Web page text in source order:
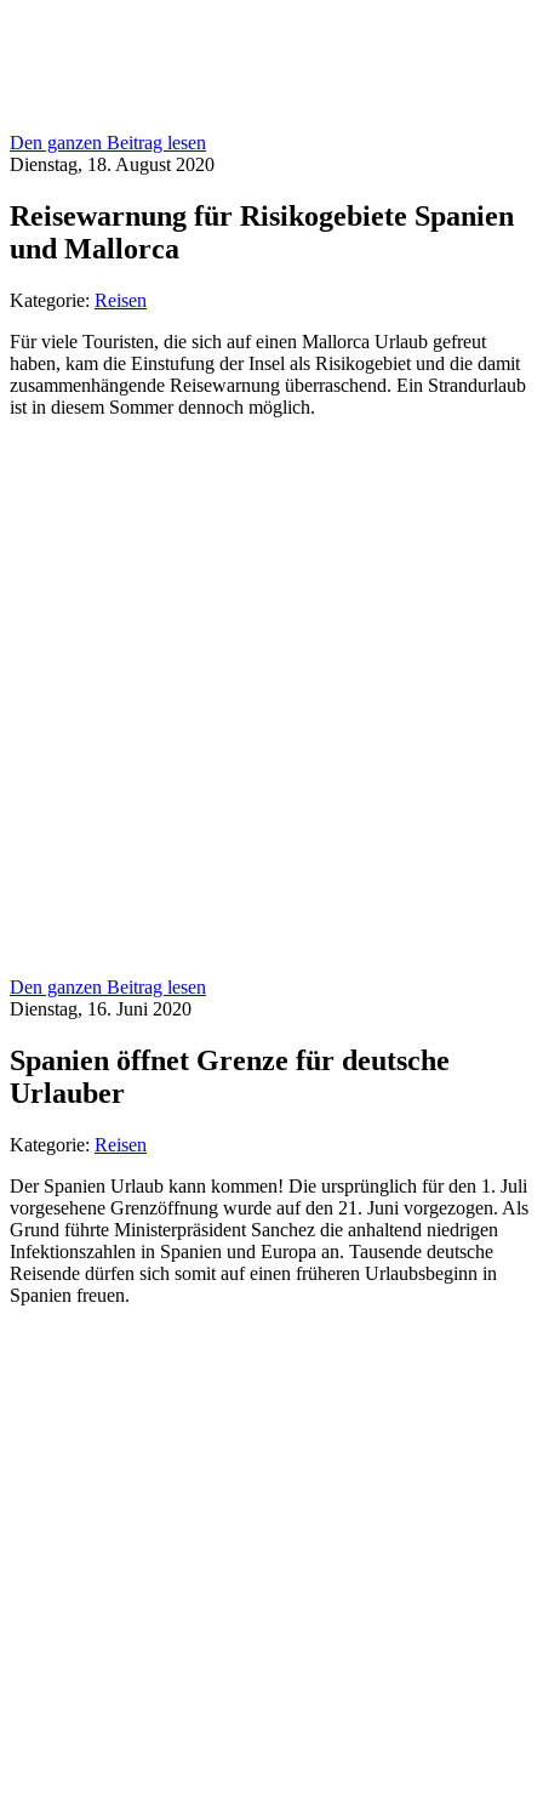
Den ganzen Beitrag lesen
Dienstag, 18. August 2020
Reisewarnung für Risikogebiete Spanien
und Mallorca
Kategorie: Reisen
Für viele Touristen, die sich auf einen Mallorca Urlaub gefreut
haben, kam die Einstufung der Insel als Risikogebiet und die damit
zusammenhängende Reisewarnung überraschend. Ein Strandurlaub
ist in diesem Sommer dennoch möglich.
Den ganzen Beitrag lesen
Dienstag, 16. Juni 2020
Spanien öffnet Grenze für deutsche
Urlauber
Kategorie: Reisen
Der Spanien Urlaub kann kommen! Die ursprünglich für den 1. Juli
vorgesehene Grenzöffnung wurde auf den 21. Juni vorgezogen. Als
Grund führte Ministerpräsident Sanchez die anhaltend niedrigen
Infektionszahlen in Spanien und Europa an. Tausende deutsche
Reisende dürfen sich somit auf einen früheren Urlaubsbeginn in
Spanien freuen.